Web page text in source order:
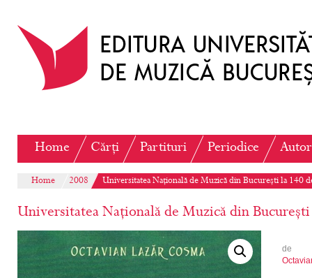
Home Cărți Partituri Periodice
Home 2008 Universitatea Națională de Muzică din București la 140
Universitatea Națională de Muzică din
de